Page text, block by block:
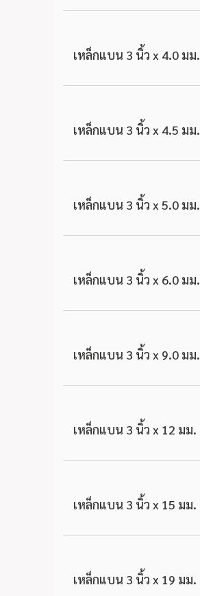
เหล็กแบน 3 นิ้ว x 4.0 มม.
เหล็กแบน 3 นิ้ว x 4.5 มม.
เหล็กแบน 3 นิ้ว x 5.0 มม.
เหล็กแบน 3 นิ้ว x 6.0 มม.
เหล็กแบน 3 นิ้ว x 9.0 มม.
เหล็กแบน 3 นิ้ว x 12 มม.
เหล็กแบน 3 นิ้ว x 15 มม.
เหล็กแบน 3 นิ้ว x 19 มม.